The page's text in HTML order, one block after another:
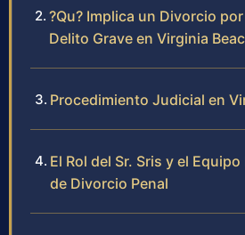
?Qu? Implica un Divorcio
Delito Grave en Virginia
Procedimiento Judicial en
El Rol del Sr. Sris y el
de Divorcio Penal